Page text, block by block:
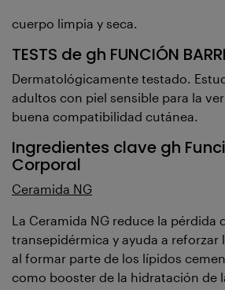
cuerpo limpia y seca.
TESTS de gh FUNCIÓN
Dermatológicamente testado.
adultos con piel sensible para la
buena compatibilidad cutánea.
Ingredientes clave gh
Corporal
Ceramida NG
La Ceramida NG reduce la pérdida
transepidérmica y ayuda a reforzar
al formar parte de los lípidos
como booster de la hidratación de